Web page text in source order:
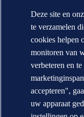
Deze site en
te verzamelen
cookies helpen
monitoren van
verbeteren en
accepteren",
uw apparaat